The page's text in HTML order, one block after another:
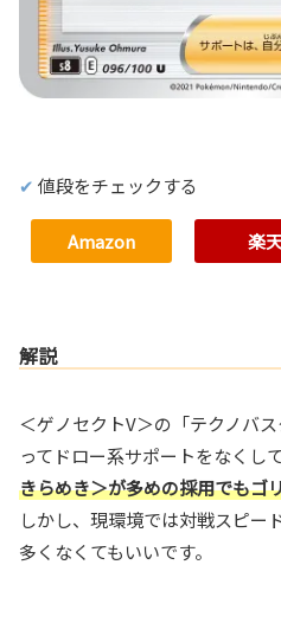
値段をチェックする
Amazon 楽
解説
＜ゲノセクトV＞の「テクノバ
ってドロー系サポートをなくし
きらめき＞が多めの採用でもゴ
しかし、現環境では対戦スピー
多くなくてもいいです。